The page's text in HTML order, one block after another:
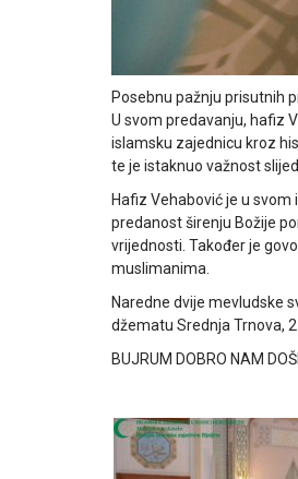
Posebnu pažnju prisutnih
U svom predavanju, hafiz
islamsku zajednicu kroz
te je istaknuo važnost
Hafiz Vehabović je u
predanost širenju Božije
vrijednosti. Također je
muslimanima.
Naredne dvije mevludske
džematu Srednja Trnova,
BUJRUM DOBRO NAM